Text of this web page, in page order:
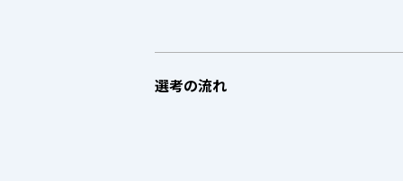
選考の流れ